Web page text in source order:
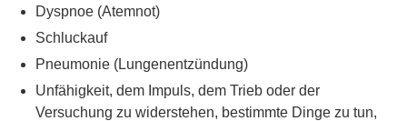
Dyspnoe (Atemnot)
Schluckauf
Pneumonie (Lungenentzündung)
Unfähigkeit, dem Impuls, dem Trieb oder der
Versuchung zu widerstehen, bestimmte Dinge zu tun,